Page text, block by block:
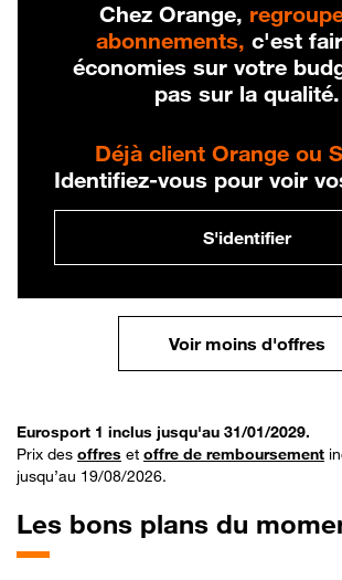
Chez Orange,
abonnements, c'est
économies sur votre
pas sur la qualité.
Déjà client Orange ou
Identifiez-vous pour voir
S'identifier
Voir moins d'offres
Eurosport 1 inclus jusqu'au 31/01/2029.
Prix des offres et offre de remboursement
jusqu’au 19/08/2026.
Les bons plans du